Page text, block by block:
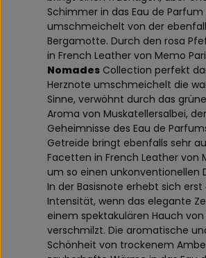
Schimmer in das Eau de
umschmeichelt von der
Bergamotte. Durch den rosa
in French Leather von Memo
Nomades Collection perfekt
Herznote umschmeichelt die
Sinne, verwöhnt durch das
Aroma von Muskatellersalbei,
Geheimnisse des Eau de
Getreide bringt ebenfalls sehr
Facetten in French Leather von
um so einen unkonventionellen
In der Basisnote erhebt sich
Intensität, wenn das elegante
einem spektakulären Hauch
verschmilzt. Die aromatische
Schönheit von trockenem